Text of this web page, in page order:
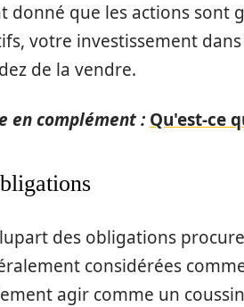
donné que les actions sont
votre investissement
de la vendre.
en complément : Qu'est-ce
des obligations
considérées
agir comme un